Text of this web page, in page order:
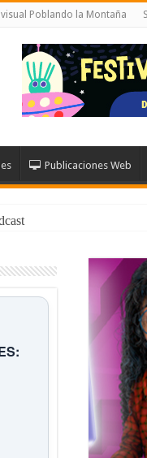
Poblando la Montaña
Publicaciones Web
Manolo